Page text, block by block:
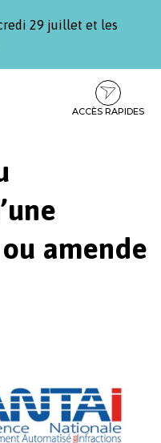
29 juillet et les
ACCÈS RAPIDES
amende